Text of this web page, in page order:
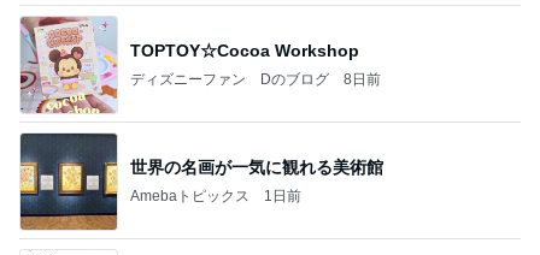
TOPTOY☆Cocoa Workshop
ディズニーファン Dのブログ 8日前
世界の名画が一気に観れる美術館
Amebaトピックス 1日前